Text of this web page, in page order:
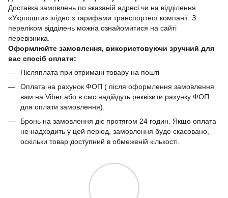
Доставка замовлень по вказаній адресі чи на відділення
«Укрпошти» згідно з тарифами транспортної компанії. З
переліком відділень можна ознайомитися на сайті
перевізника.
Оформлюйте замовлення, використовуючи зручний для
вас спосіб оплати:
Післяплата при отримані товару на пошті
Оплата на рахунок ФОП ( після оформлення замовлення
вам на Viber або в смс надійдуть реквізити рахунку ФОП
для оплати замовлення).
Бронь на замовлення діє протягом 24 годин. Якщо оплата
не надходить у цей період, замовлення буде скасовано,
оскільки товар доступний в обмеженій кількості.